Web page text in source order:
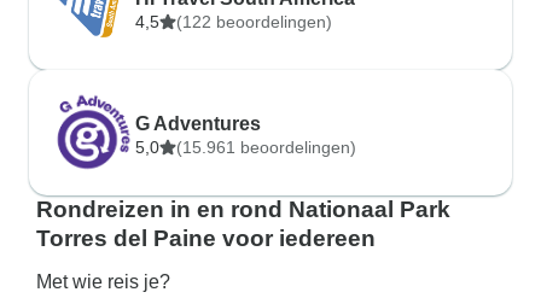
4,5 (122 beoordelingen)
G Adventures
5,0 (15.961 beoordelingen)
Rondreizen in en rond Nationaal Park
Torres del Paine voor iedereen
Met wie reis je?